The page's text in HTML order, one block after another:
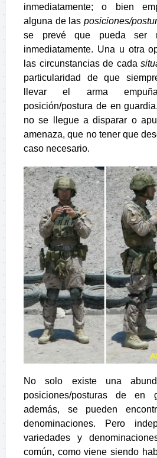
inmediatamente; o bien
alguna de las posiciones/
se prevé que pueda ser
inmediatamente. Una u otra
las circunstancias de cada
particularidad de que
llevar el arma
posición/postura de en
no se llegue a disparar o
amenaza, que no tener que
caso necesario.
No solo existe una
posiciones/posturas de en
además, se pueden
denominaciones. Pero
variedades y
común, como viene siendo